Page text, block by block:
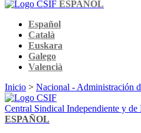
ESPAÑOL
Español
Català
Euskara
Galego
Valencià
Inicio > Nacional - Administración
Central Sindical Independiente y de
ESPAÑOL